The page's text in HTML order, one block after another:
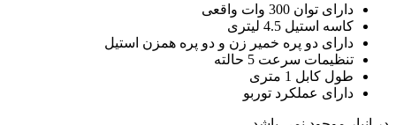
دارای توان 300 وات واقعی
کاسه استیل 4.5 لیتری
دارای دو پره خمیر زن و دو پره همزن استیل
تنظیمات سرعت 5 حالته
طول کابل 1 متری
دارای عملکرد توربو